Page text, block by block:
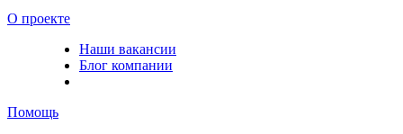
О проекте
Наши вакансии
Блог компании
Помощь